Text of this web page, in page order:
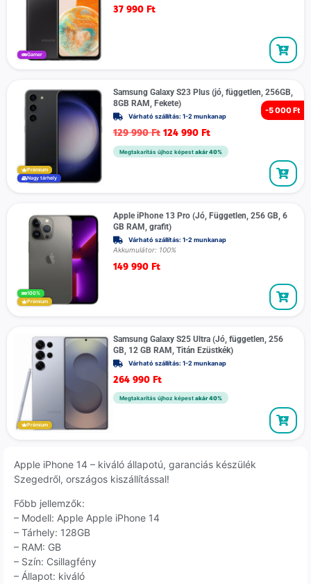
Gamer
37 990 Ft
-5 000 Ft
Prémium
Nagy tárhely
Samsung Galaxy S23 Plus (jó, független, 256GB,
8GB RAM, Fekete)
Várható szállítás: 1-2 munkanap
129 990Ft 124 990 Ft
Megtakarítás újhoz képest akár 40%
100%
Prémium
Apple iPhone 13 Pro (Jó, Független, 256 GB, 6
GB RAM, grafit)
Várható szállítás: 1-2 munkanap
Akkumulátor: 100%
149 990 Ft
Prémium
Samsung Galaxy S25 Ultra (Jó, független, 256
GB, 12 GB RAM, Titán Ezüstkék)
Várható szállítás: 1-2 munkanap
264 990 Ft
Megtakarítás újhoz képest akár 40%
Apple iPhone 14 – kiváló állapotú, garanciás készülék
Szegedről, országos kiszállítással!
Főbb jellemzők:
– Modell: Apple Apple iPhone 14
– Tárhely: 128GB
– RAM: GB
– Szín: Csillagfény
– Állapot: kiváló